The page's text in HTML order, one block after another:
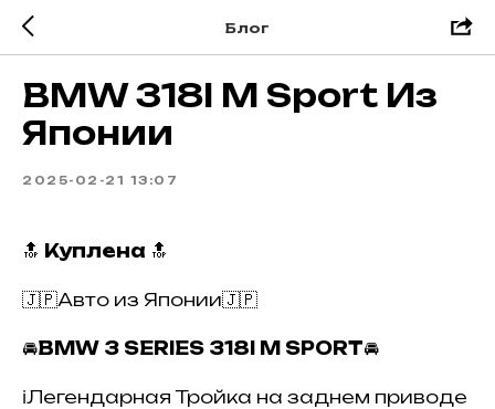
Блог
BMW 318I M Sport Из
Японии
2025-02-21 13:07
🔝 Куплена 🔝
🇯🇵Авто из Японии🇯🇵
🚘BMW 3 SERIES 318I M SPORT🚘
ℹ️Легендарная Тройка на заднем приводе